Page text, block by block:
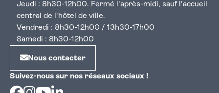
Jeudi : 8h30-12h00. Fermé l'après-midi, sauf l'accueil
central de l'hôtel de ville.
Vendredi : 8h30-12h00 / 13h30-17h00
Samedi : 8h30-12h00
Nous contacter
Suivez-nous sur nos réseaux sociaux !
Facebook
Instagram
Youtube